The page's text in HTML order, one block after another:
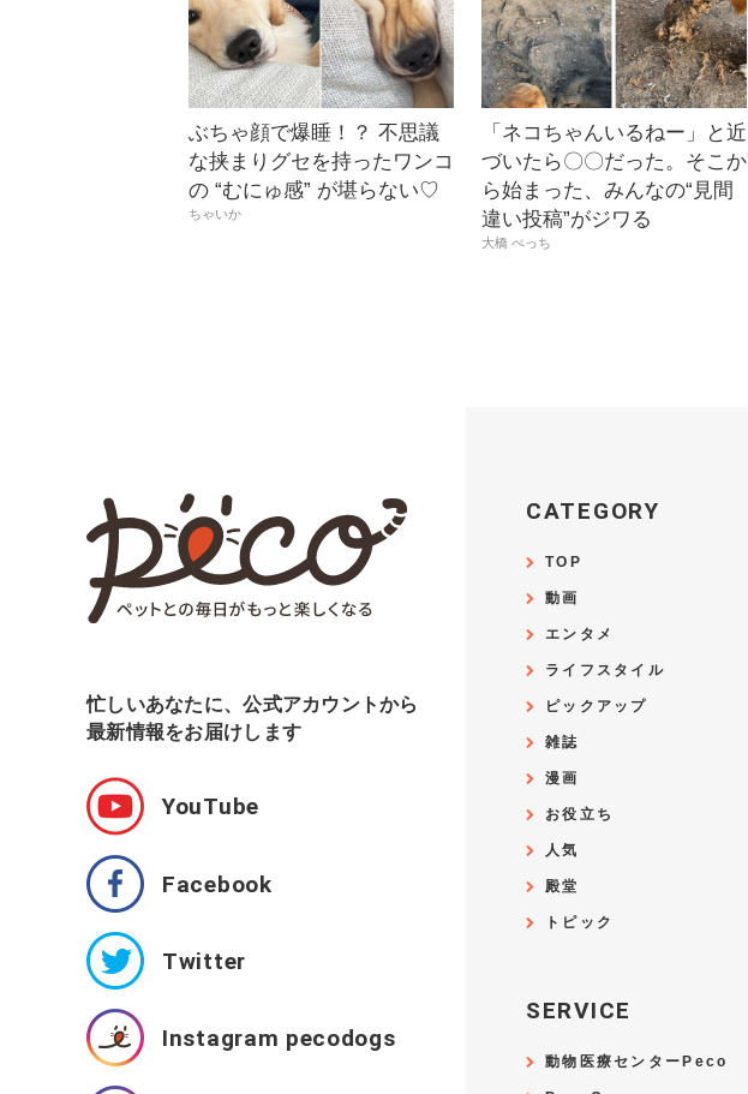
ぶちゃ顔で爆睡！？ 不思議
な挟まりグセを持ったワンコ
の “むにゅ感” が堪らない♡
ちゃいか
「ネコちゃんいるねー」と近
づいたら〇〇だった。そこか
ら始まった、みんなの“見間
違い投稿”がジワる
大橋 ぺっち
忙しいあなたに、公式アカウントから
最新情報をお届けします
YouTube
Facebook
Twitter
Instagram pecodogs
CATEGORY
TOP
動画
エンタメ
ライフスタイル
ピックアップ
雑誌
漫画
お役立ち
人気
殿堂
トピック
SERVICE
動物医療センターPeco